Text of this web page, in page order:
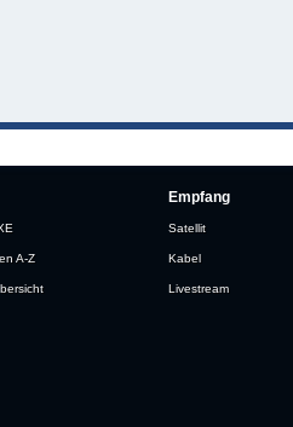
Empfang
Satellit
A-Z Kabel
Livestream